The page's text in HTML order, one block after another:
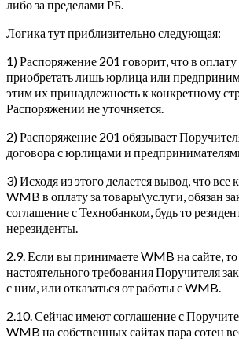
либо за пределами РБ.
Логика тут приблизительно следующая:
1) Распоряжение 201 говорит, что в
приобретать лишь юрлица или
этим их принадлежность к конкретному
Распоряжении не уточняется.
2) Распоряжение 201 обязывает
договора с юрлицами и
3) Исходя из этого делается вывод, что все
WMB в оплату за товары\услуги, обязан
соглашение с Технобанком, будь то
нерезиденты.
2.9. Если вы принимаете WMB на сайте,
настоятельного требования Поручителя
с ним, или отказаться от работы с WMB.
2.10. Сейчас имеют соглашение с
WMB на собственных сайтах пара сотен